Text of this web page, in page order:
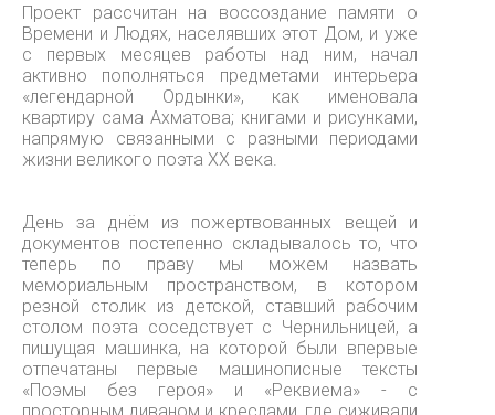
Проект рассчитан на воссоздание памяти о
Времени и Людях, населявших этот Дом, и уже
с первых месяцев работы над ним, начал
активно пополняться предметами интерьера
«легендарной Ордынки», как именовала
квартиру сама Ахматова; книгами и рисунками,
напрямую связанными с разными периодами
жизни великого поэта ХХ века.
День за днём из пожертвованных вещей и
документов постепенно складывалось то, что
теперь по праву мы можем назвать
мемориальным пространством, в котором
резной столик из детской, ставший рабочим
столом поэта соседствует с Чернильницей, а
пишущая машинка, на которой были впервые
отпечатаны первые машинописные тексты
«Поэмы без героя» и «Реквиема» - с
просторным диваном и креслами, где сиживали